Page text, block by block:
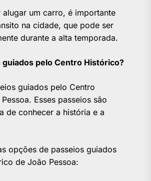
um carro, é importante
na cidade, que pode ser
durante a alta temporada.
guiados pelo Centro Histórico?
guiados pelo Centro
Esses passeios são
de conhecer a história e a
opções de passeios guiados
de João Pessoa: